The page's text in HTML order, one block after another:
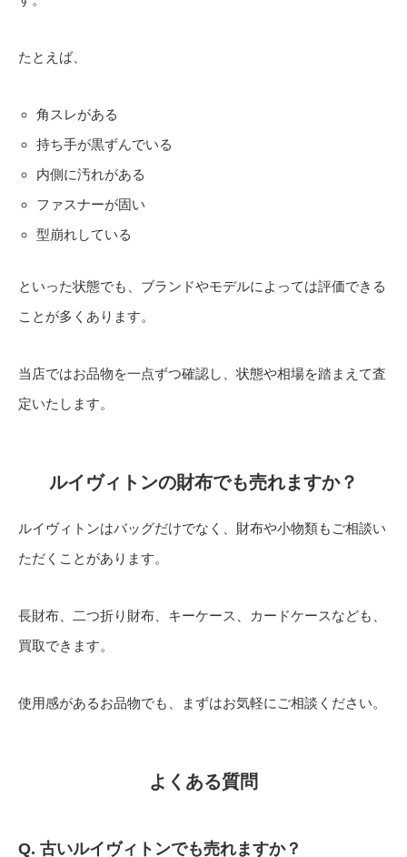
たとえば、
角スレがある
持ち手が黒ずんでいる
内側に汚れがある
ファスナーが固い
型崩れしている
といった状態でも、ブランドやモデルによっては評価できる
ことが多くあります。
当店ではお品物を一点ずつ確認し、状態や相場を踏まえて査
定いたします。
ルイヴィトンの財布でも売れますか？
ルイヴィトンはバッグだけでなく、財布や小物類もご相談い
ただくことがあります。
長財布、二つ折り財布、キーケース、カードケースなども、
買取できます。
使用感があるお品物でも、まずはお気軽にご相談ください。
よくある質問
Q. 古いルイヴィトンでも売れますか？